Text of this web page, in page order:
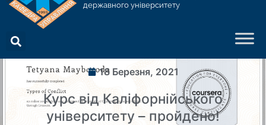
державного університету
18 Березня, 2021
Курс від Каліфорнійського
університету – пройдено!